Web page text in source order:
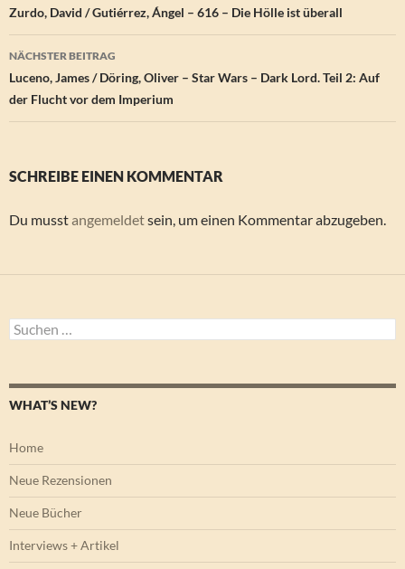
Zurdo, David / Gutiérrez, Ángel – 616 – Die Hölle ist überall
NÄCHSTER BEITRAG
Luceno, James / Döring, Oliver – Star Wars – Dark Lord. Teil 2: Auf
der Flucht vor dem Imperium
SCHREIBE EINEN KOMMENTAR
Du musstangemeldetsein, um einen Kommentar abzugeben.
Suchen
nach:
WHAT’S NEW?
Home
Neue Rezensionen
Neue Bücher
Interviews + Artikel